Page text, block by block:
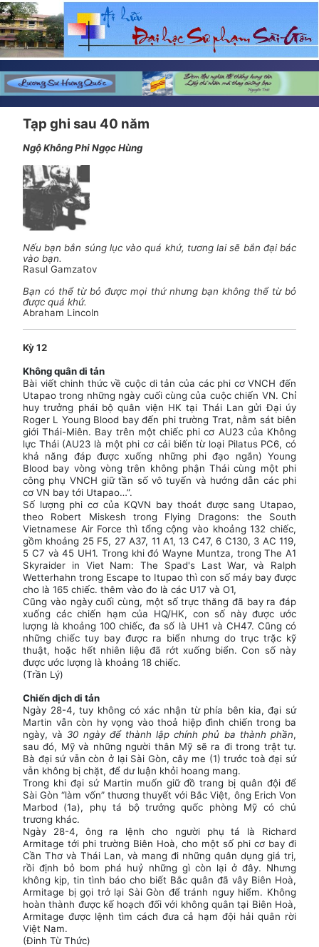
Tạp ghi sau 40 năm
Ngộ Không Phi Ngọc Hùng
Nếu bạn bắn súng lục vào quá khứ, tương lai sẽ bắn đại bác
vào bạn.
Rasul Gamzatov
Bạn có thể từ bỏ được mọi thứ nhưng bạn không thể từ bỏ
được quá khứ.
Abraham Lincoln
Kỳ 12
Không quân di tản
Bài viết chinh thức về cuộc di tản của các phi cơ VNCH đến
Utapao trong những ngày cuối cùng của cuộc chiến VN. Chỉ
huy trưởng phái bộ quân viện HK tại Thái Lan gửi Đại úy
Roger L Young Blood bay đến phi trường Trat, nằm sát biên
giới Thái-Miên. Bay trên một chiếc phi cơ AU23 của Không
lực Thái (AU23 là một phi cơ cải biến từ loại Pilatus PC6, có
khả năng đáp được xuống những phi đạo ngắn) Young
Blood bay vòng vòng trên không phận Thái cùng một phi
công phụ VNCH giữ tần số vô tuyến và hướng dẫn các phi
cơ VN bay tới Utapao…”.
Số lượng phi cơ của KQVN bay thoát được sang Utapao,
theo Robert Miskesh trong Flying Dragons: the South
Vietnamese Air Force thì tổng cộng vào khoảng 132 chiếc,
gồm khoảng 25 F5, 27 A37, 11 A1, 13 C47, 6 C130, 3 AC 119,
5 C7 và 45 UH1. Trong khi đó Wayne Muntza, trong The A1
Skyraider in Viet Nam: The Spad's Last War, và Ralph
Wetterhahn trong Escape to Itupao thì con số máy bay được
cho là 165 chiếc. thêm vào đo là các U17 và O1,
Cũng vào ngày cuối cùng, một số trực thăng đã bay ra đáp
xuống các chiến hạm của HQ/HK, con số này được ước
lượng là khoảng 100 chiếc, đa số là UH1 và CH47. Cũng có
những chiếc tuy bay được ra biển nhưng do trục trặc kỹ
thuật, hoặc hết nhiên liệu đã rớt xuống biển. Con số này
được ước lượng là khoảng 18 chiếc.
(Trần Lý)
Chiến dịch di tản
Ngày 28-4, tuy không có xác nhận từ phía bên kia, đại sứ
Martin vẫn còn hy vọng vào thoả hiệp đình chiến trong ba
ngày, và 30 ngày để thành lập chính phủ ba thành phần,
sau đó, Mỹ và những người thân Mỹ sẽ ra đi trong trật tự.
Bà đại sứ vẫn còn ở lại Sài Gòn, cây me (1) trước toà đại sứ
vẫn không bị chặt, để dư luận khỏi hoang mang.
Trong khi đại sứ Martin muốn giữ đồ trang bị quân đội để
Sài Gòn “làm vốn” thương thuyết với Bắc Việt, ông Erich Von
Marbod (1a), phụ tá bộ trưởng quốc phòng Mỹ có chủ
trương khác.
Ngày 28-4, ông ra lệnh cho người phụ tá là Richard
Armitage tới phi trường Biên Hoà, cho một số phi cơ bay đi
Cần Thơ và Thái Lan, và mang đi những quân dụng giá trị,
rồi định bỏ bom phá huỷ những gì còn lại ở đây. Nhưng
không kịp, tin tình báo cho biết Bắc quân đã vây Biên Hoà,
Armitage bị gọi trở lại Sài Gòn để tránh nguy hiểm. Không
hoàn thành được kế hoạch đối với không quân tại Biên Hoà,
Armitage được lệnh tìm cách đưa cả hạm đội hải quân rời
Việt Nam.
(Đinh Từ Thức)